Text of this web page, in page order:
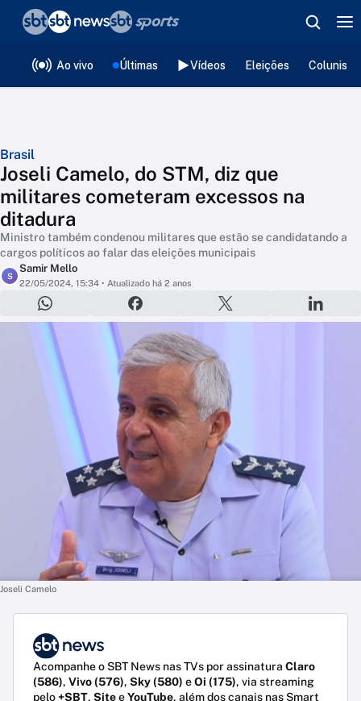
Ao vivo Últimas Vídeos Eleições
Brasil
Joseli Camelo, do STM, diz que
militares cometeram excessos na
ditadura
Ministro também condenou militares que estão se candidatando a
cargos políticos ao falar das eleições municipais
S
Samir Mello
22/05/2024, 15:34 • Atualizado há 2 anos
Joseli Camelo
Acompanhe o SBT News nas TVs por assinatura Claro
(586), Vivo (576), Sky (580) eOi (175), via streaming
pelo+SBT, SiteeYouTube, além dos canais nas Smart
❮voltar
Editorias